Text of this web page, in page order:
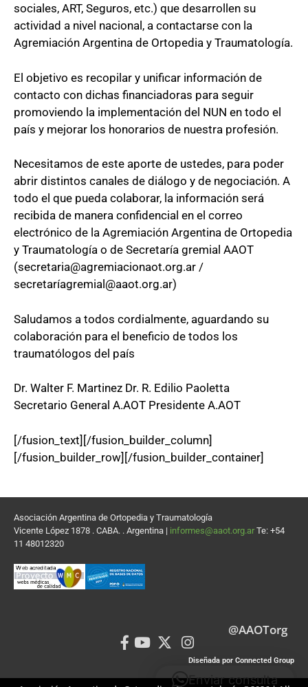
sociales, ART, Seguros, etc.) que desarrollen su
actividad a nivel nacional, a contactarse con la
Agremiación Argentina de Ortopedia y Traumatología.
El objetivo es recopilar y unificar información de
contacto con dichas financiadoras para seguir
promoviendo la implementación del NUN en todo el
país y mejorar los honorarios de nuestra profesión.
Necesitamos de este aporte de ustedes, para poder
abrir distintos canales de diálogo y de negociación. A
todo el que pueda colaborar, la información será
recibida de manera confidencial en el correo
electrónico de la Agremiación Argentina de Ortopedia
y Traumatología o de Secretaría gremial AAOT
(secretaria@agremiacionaot.org.ar /
secretaríagremial@aaot.org.ar)
Saludamos a todos cordialmente, aguardando su
colaboración para el beneficio de todos los
traumatólogos del país
Dr. Walter F. Martinez Dr. R. Edilio Paoletta
Secretario General A.AOT Presidente A.AOT
[/fusion_text][/fusion_builder_column]
[/fusion_builder_row][/fusion_builder_container]
Asociación Argentina de Ortopedia y Traumatología
Vicente López 1878 . CABA. . Argentina | informes@aaot.org.ar Te: +54
11 48012320
@AAOTorg
Diseñada por Connected Group
Enviar consulta